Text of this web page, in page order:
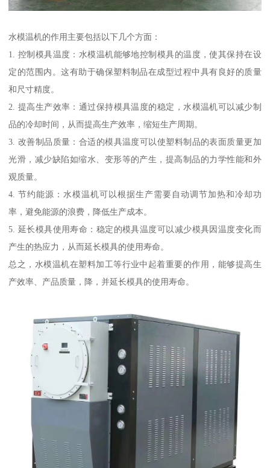
水模温机的作用主要包括以下几个方面：
1. 控制模具温度：水模温机能够地控制模具的温度，使其保持在设
定的范围内。这有助于确保塑料制品在成型过程中具有良好的质量
和尺寸精度。
2. 提高生产效率：通过保持模具温度的稳定，水模温机可以减少制
品的冷却时间，从而提高生产效率，缩短生产周期。
3. 改善制品质量：合适的模具温度可以使塑料制品的表面质量更加
光滑，减少缺陷如缩水、变形等的产生，提高制品的力学性能和外
观质量。
4. 节约能源：水模温机可以根据生产需要自动调节加热和冷却功
率，避免能源的浪费，降低生产成本。
5. 延长模具使用寿命：稳定的模具温度可以减少模具因温度变化而
产生的热应力，从而延长模具的使用寿命。
总之，水模温机在塑料加工等行业中起着重要的作用，能够提高生
产效率、产品质量，降，并延长模具的使用寿命。